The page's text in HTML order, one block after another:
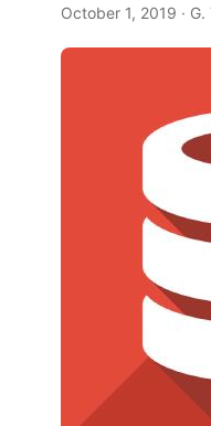
October 1, 2019 · G.